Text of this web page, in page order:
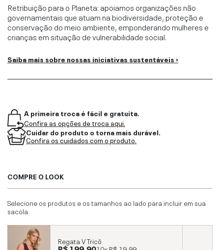
Retribuição para o Planeta: apoiamos organizações não
governamentais que atuam na biodiversidade, proteção e
conservação do meio ambiente, emponderando mulheres e
crianças em situação de vulnerabilidade social.
Saiba mais sobre nossas iniciativas sustentáveis ›
A primeira troca é fácil e gratuita.
Confira as opções de troca aqui.
Cuidar do produto o torna mais durável.
Confira os cuidados com o produto.
COMPRE O LOOK
Selecione os produtos e os tamanhos ao lado para incluir em sua
sacola.
Regata V Tricô